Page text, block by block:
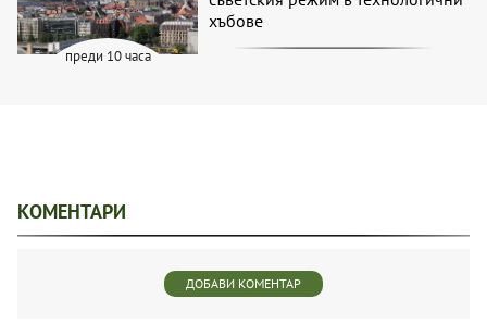
преди 10 часа
хъбове
КОМЕНТАРИ
ДОБАВИ КОМЕНТАР